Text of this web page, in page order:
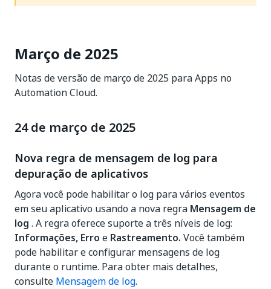
Março de 2025
Notas de versão de março de 2025 para Apps no
Automation Cloud.
24 de março de 2025
Nova regra de mensagem de log para
depuração de aplicativos
Agora você pode habilitar o log para vários eventos
em seu aplicativo usando a nova regra Mensagem de
log . A regra oferece suporte a três níveis de log:
Informações, Erro e Rastreamento. Você também
pode habilitar e configurar mensagens de log
durante o runtime. Para obter mais detalhes,
consulte Mensagem de log.